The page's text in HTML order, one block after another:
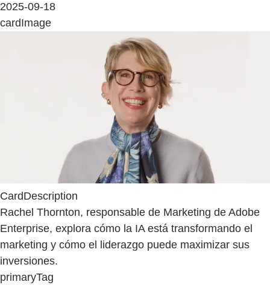
2025-09-18
cardImage
CardDescription
Rachel Thornton, responsable de Marketing de Adobe
Enterprise, explora cómo la IA está transformando el
marketing y cómo el liderazgo puede maximizar sus
inversiones.
primaryTag